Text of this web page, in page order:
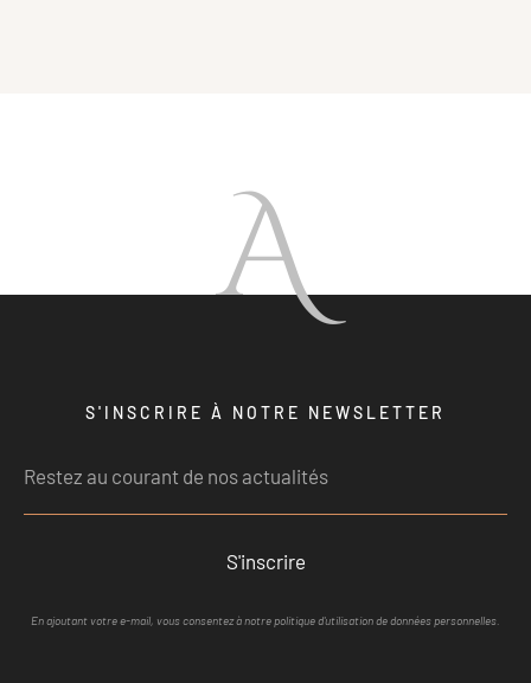
A
S'INSCRIRE À NOTRE NEWSLETTER
S'inscrire
En ajoutant votre e-mail, vous consentez à notre politique d'utilisation de données personnelles.